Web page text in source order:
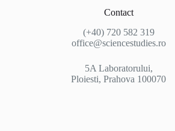
Contact
(+40) 720 582 319
office@sciencestudies.ro
5A Laboratorului,
Ploiesti, Prahova 100070